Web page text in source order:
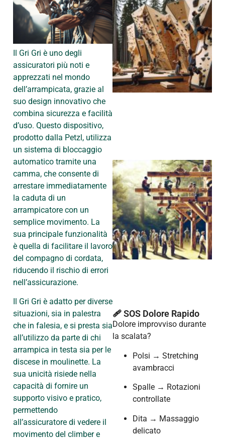
Il Gri Gri è uno degli
assicuratori più noti e
apprezzati nel mondo
dell’arrampicata, grazie al
suo design innovativo che
combina sicurezza e facilità
d’uso. Questo dispositivo,
prodotto dalla Petzl, utilizza
un sistema di bloccaggio
automatico tramite una
camma, che consente di
arrestare immediatamente
la caduta di un
arrampicatore con un
semplice movimento. La
sua principale funzionalità
è quella di facilitare il lavoro
del compagno di cordata,
riducendo il rischio di errori
nell’assicurazione.
Il Gri Gri è adatto per diverse
situazioni, sia in palestra
che in falesia, e si presta sia
all’utilizzo da parte di chi
arrampica in testa sia per le
discese in moulinette. La
sua unicità risiede nella
capacità di fornire un
supporto visivo e pratico,
permettendo
all’assicuratore di vedere il
movimento del climber e
🩹 SOS Dolore Rapido
Dolore improvviso durante
la scalata?
Polsi → Stretching
avambracci
Spalle → Rotazioni
controllate
Dita → Massaggio
delicato